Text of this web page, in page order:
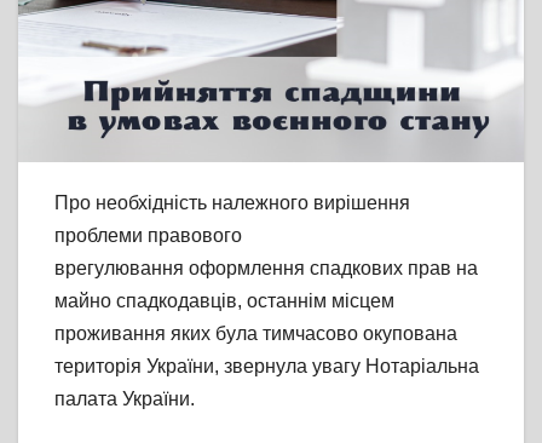
Про необхідність належного вирішення
проблеми правового
врегулювання оформлення спадкових прав на
майно спадкодавців, останнім місцем
проживання яких була тимчасово окупована
територія України, звернула увагу Нотаріальна
палата України.